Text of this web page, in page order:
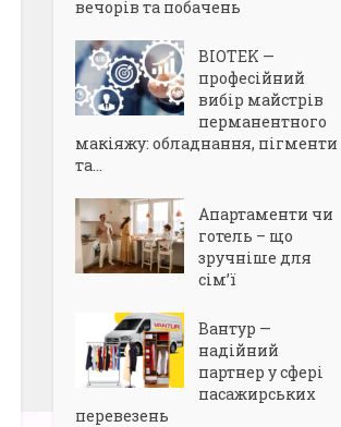
вечорів та побачень
BIOTEK —
професійний
вибір майстрів
перманентного
макіяжу: обладнання, пігменти
та...
Апартаменти чи
готель – що
зручніше для
сім’ї
Вантур —
надійний
партнер у сфері
пасажирських
перевезень